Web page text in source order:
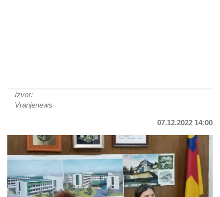
Izvor:
Vranjenews
07.12.2022 14:00